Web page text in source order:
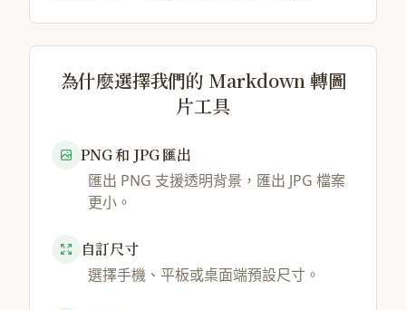
為什麼選擇我們的 Markdown 轉圖
片工具
PNG 和 JPG 匯出
匯出 PNG 支援透明背景，匯出 JPG 檔案
更小。
自訂尺寸
選擇手機、平板或桌面端預設尺寸。